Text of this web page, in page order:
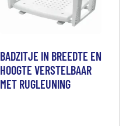
BADZITJE IN BREEDTE EN
HOOGTE VERSTELBAAR
MET RUGLEUNING